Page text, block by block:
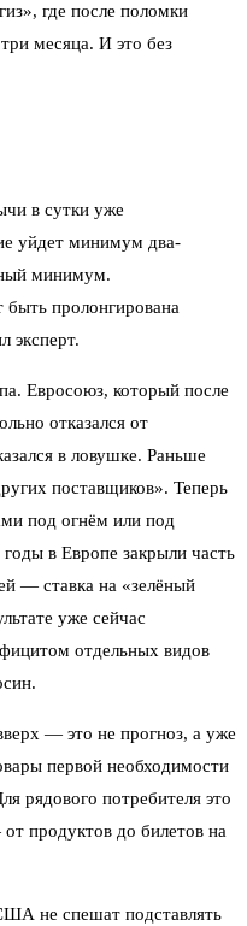
где после поломки
месяца. И это без
в сутки уже
уйдет минимум два-
минимум.
пролонгирована
эксперт.
Евросоюз, который после
отказался от
в ловушке. Раньше
поставщиков». Теперь
под огнём или под
в Европе закрыли часть
— ставка на «зелёный
уже сейчас
отдельных видов
— это не прогноз, а уже
первой необходимости
рядового потребителя это
продуктов до билетов на
не спешат подставлять